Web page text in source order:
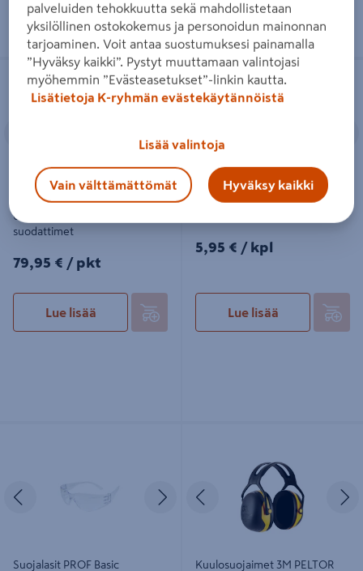
Puolinaamarisetti 3M 6502QLPRO
sisältää A2P3-suodattimet
Puolinaamarisetti 3M
6502QLPRO sisältää A2P3-
suodattimet
79,95€/pkt
79,95 € / pkt
Lue lisää
Suojalasit PROF Work I/O
polykarbonaatti
Suojalasit PROF Work I/O
5,95€/kpl
5,95 € / kpl
Lue lisää
Edellinen Seuraava
Suojalasit PROF Basic
Edellinen
Kuulosuojaimet 3M PELTOR
palveluiden tehokkuutta sekä mahdollistetaan
yksilöllinen ostokokemus ja personoidun mainonnan
tarjoaminen. Voit antaa suostumuksesi painamalla
”Hyväksy kaikki”. Pystyt muuttamaan valintojasi
myöhemmin ”Evästeasetukset”-linkin kautta.
Lisätietoja K-ryhmän evästekäytännöistä
Lisää valintoja
Vain välttämättömät Hyväksy kaikki